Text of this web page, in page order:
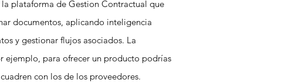
la plataforma de Gestion Contractual que
documentos, aplicando inteligencia
y gestionar flujos asociados. La
ejemplo, para ofrecer un producto podrías
con los de los proveedores.